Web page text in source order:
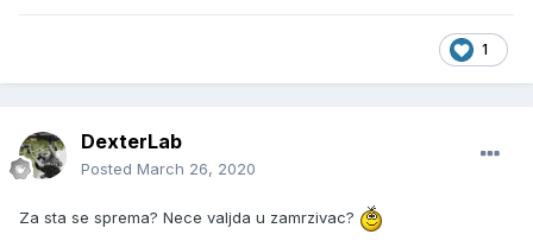
1
DexterLab
Posted March 26, 2020
Za sta se sprema? Nece valjda u zamrzivac?